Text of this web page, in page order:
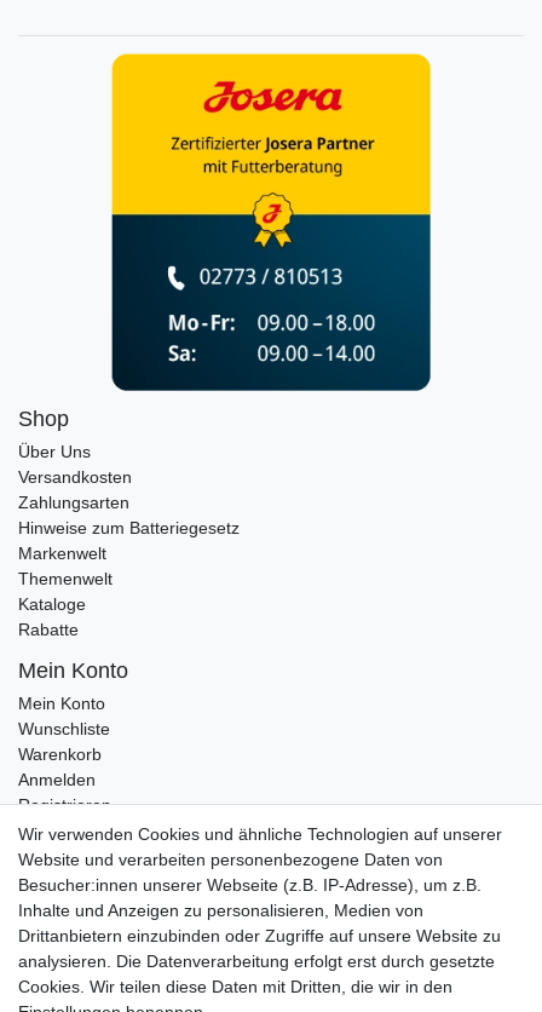
Shop
Über Uns
Versandkosten
Zahlungsarten
Hinweise zum Batteriegesetz
Markenwelt
Themenwelt
Kataloge
Rabatte
Mein Konto
Mein Konto
Wunschliste
Warenkorb
Anmelden
Registrieren
Kontakt
Newsletter Anmeldung
Newsletter Abmeldung
Wir verwenden Cookies und ähnliche Technologien auf unserer
Website und verarbeiten personenbezogene Daten von
Besucher:innen unserer Webseite (z.B. IP-Adresse), um z.B.
Inhalte und Anzeigen zu personalisieren, Medien von
Drittanbietern einzubinden oder Zugriffe auf unsere Website zu
analysieren. Die Datenverarbeitung erfolgt erst durch gesetzte
Cookies. Wir teilen diese Daten mit Dritten, die wir in den